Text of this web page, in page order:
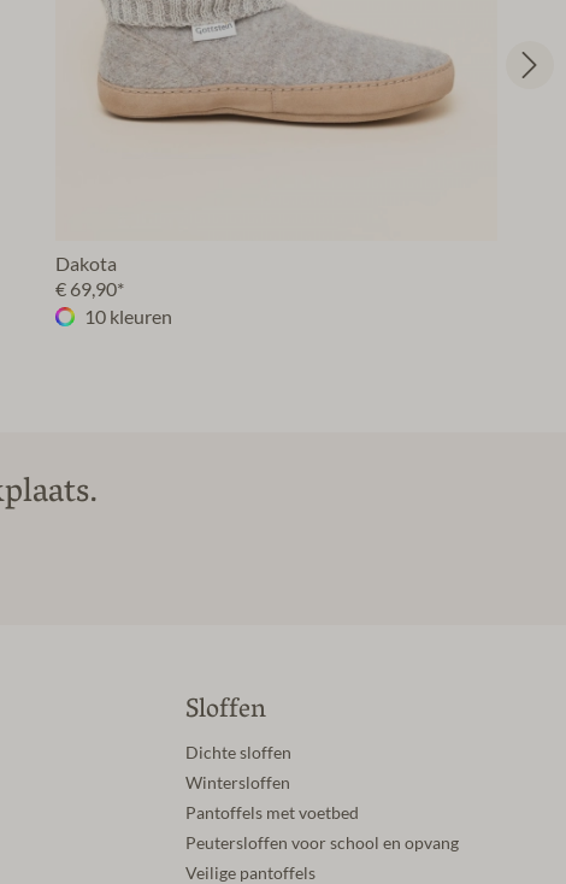
Dakota
€ 69,90*
10 kleuren
Sloffen
Dichte sloffen
Wintersloffen
Pantoffels met voetbed
Peutersloffen voor school en opvang
Veilige pantoffels